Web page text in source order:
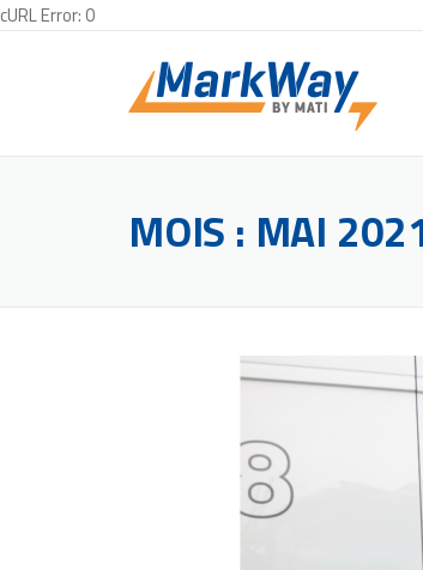
cURL Error: 0
MOIS : MAI